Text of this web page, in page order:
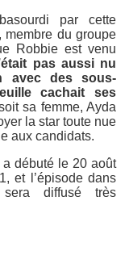
par cette
membre du groupe
Robbie est venu
pas aussi nu
avec des sous-
cachait ses
sa femme, Ayda
la star toute nue
aux candidats.
a débuté le 20 août
et l’épisode dans
diffusé très